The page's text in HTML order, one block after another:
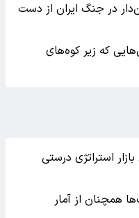
سرنشین‌دار در جنگ ایران از دست
که زیر کوه‌های
استراتژی درستی
همچنان از آمار